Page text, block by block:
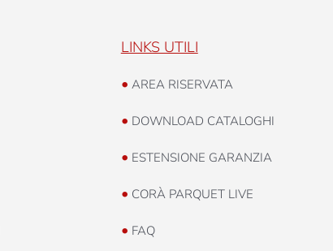
LINKS UTILI
• AREA RISERVATA
• DOWNLOAD CATALOGHI
• ESTENSIONE GARANZIA
• CORÀ PARQUET LIVE
• FAQ